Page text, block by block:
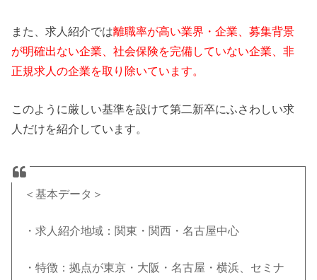
また、求人紹介では離職率が高い業界・企業、募集背景
が明確出ない企業、社会保険を完備していない企業、非
正規求人の企業を取り除いています。
このように厳しい基準を設けて第二新卒にふさわしい求
人だけを紹介しています。
＜基本データ＞
・求人紹介地域：関東・関西・名古屋中心
・特徴：拠点が東京・大阪・名古屋・横浜、セミナ